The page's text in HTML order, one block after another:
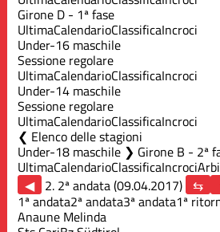
Girone D - 1ª fase
UltimaCalendarioClassificaIncroci
Under-16 maschile
Sessione regolare
UltimaCalendarioClassificaIncroci
Under-14 maschile
Sessione regolare
UltimaCalendarioClassificaIncroci
Elenco delle stagioni
Under-18 maschile ❯ Girone B - 2ª
UltimaCalendarioClassificaIncroci
◀ 2. 2ª andata (09.04.2017)
1ª andata2ª andata3ª andata1ª
Anaune Melinda